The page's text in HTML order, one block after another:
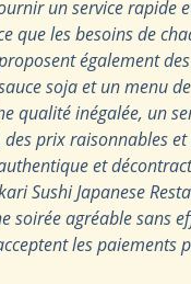
un service rapide
que les besoins de
également
soja et un menu
qualité inégalée, un
prix raisonnables et
et
Sushi Japanese
soirée agréable sans
les paiements